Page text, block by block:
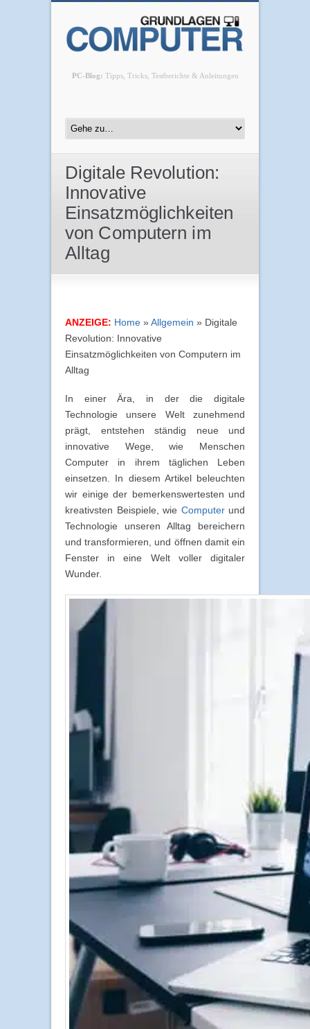
PC-Blog: Tipps, Tricks, Testberichte & Anleitungen
Digitale Revolution:
Innovative
Einsatzmöglichkeiten
von Computern im
Alltag
ANZEIGE: Home »Allgemein » Digitale
Revolution: Innovative
Einsatzmöglichkeiten von Computern im
Alltag
In einer Ära, in der die digitale
Technologie unsere Welt zunehmend
prägt, entstehen ständig neue und
innovative Wege, wie Menschen
Computer in ihrem täglichen Leben
einsetzen. In diesem Artikel beleuchten
wir einige der bemerkenswertesten und
kreativsten Beispiele, wie Computerund
Technologie unseren Alltag bereichern
und transformieren, und öffnen damit ein
Fenster in eine Welt voller digitaler
Wunder.